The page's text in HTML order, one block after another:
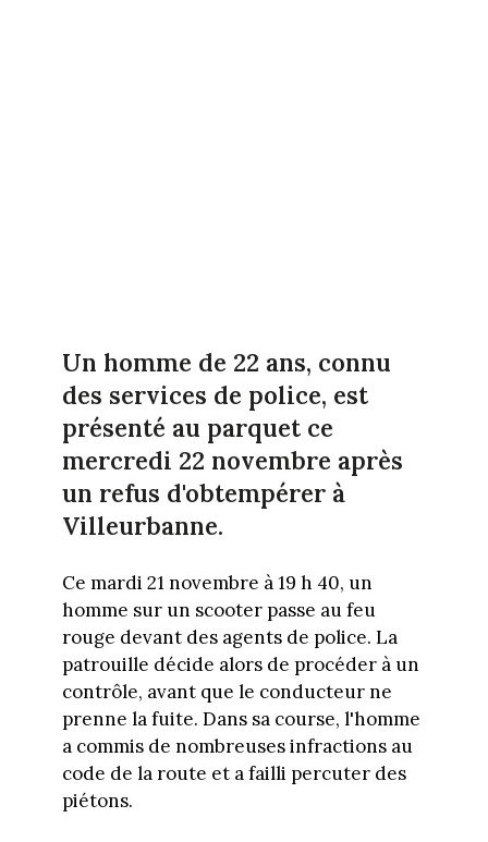
Un homme de 22 ans, connu
des services de police, est
présenté au parquet ce
mercredi 22 novembre après
un refus d'obtempérer à
Villeurbanne.
Ce mardi 21 novembre à 19 h 40, un
homme sur un scooter passe au feu
rouge devant des agents de police. La
patrouille décide alors de procéder à un
contrôle, avant que le conducteur ne
prenne la fuite. Dans sa course, l'homme
a commis de nombreuses infractions au
code de la route et a failli percuter des
piétons.